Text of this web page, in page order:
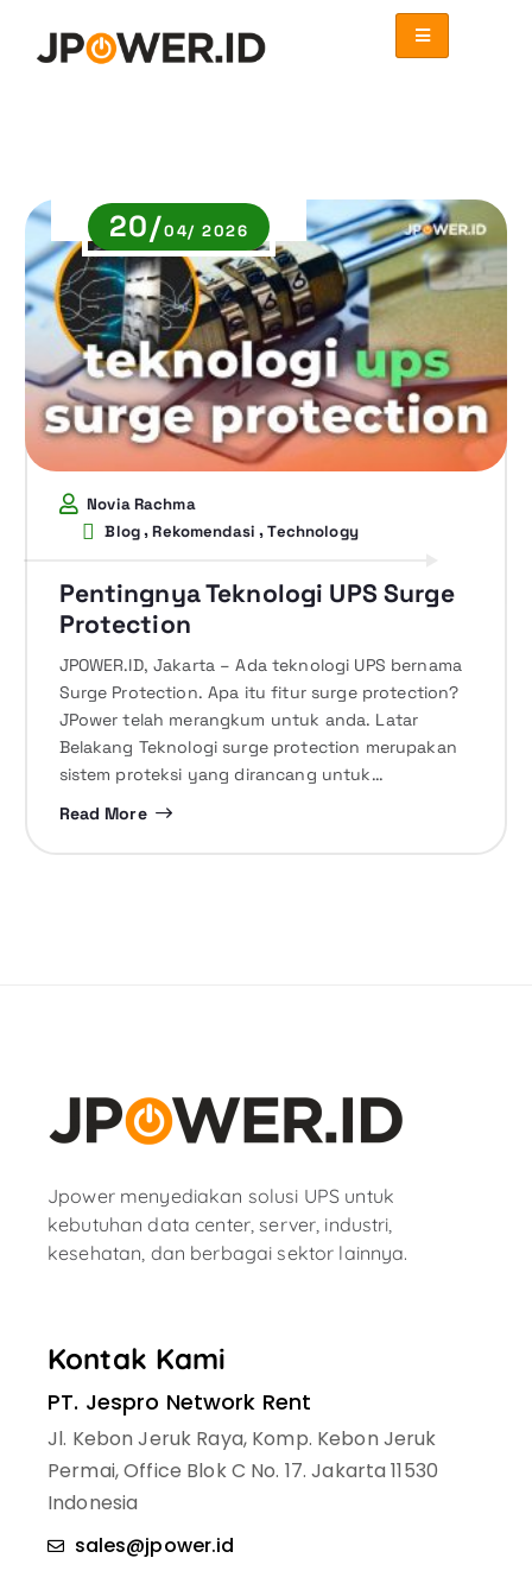
20/04/ 2026
Novia Rachma
Blog,Rekomendasi ,Technology
Pentingnya Teknologi UPS Surge
Protection
JPOWER.ID, Jakarta – Ada teknologi UPS bernama
Surge Protection. Apa itu fitur surge protection?
JPower telah merangkum untuk anda. Latar
Belakang Teknologi surge protection merupakan
sistem proteksi yang dirancang untuk…
Read More
Jpower menyediakan solusi UPS untuk
kebutuhan data center, server, industri,
kesehatan, dan berbagai sektor lainnya.
Kontak Kami
PT. Jespro Network Rent
Jl. Kebon Jeruk Raya, Komp. Kebon Jeruk
Permai, Office Blok C No. 17. Jakarta 11530
Indonesia
sales@jpower.id